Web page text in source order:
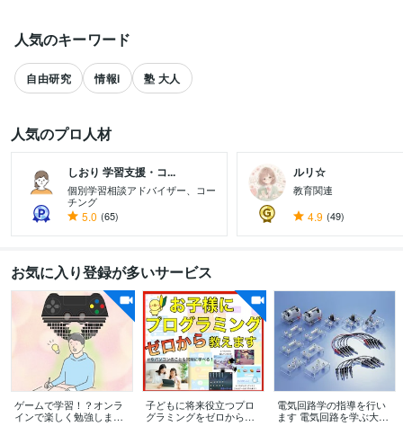
人気のキーワード
自由研究 情報i 塾 大人
すべて見る
人気のプロ人材
しおり 学習支援・コ...
個別学習相談アドバイザー、コー
チング
5.0 (65)
ルリ☆
教育関連
4.9 (49)
お気に入り登録が多いサービス
ゲームで学習！？オンラ
インで楽しく勉強します
子どもに将来役立つプロ
グラミングをゼロから教
電気回路学の指導を行い
ます 電気回路を学ぶ大学